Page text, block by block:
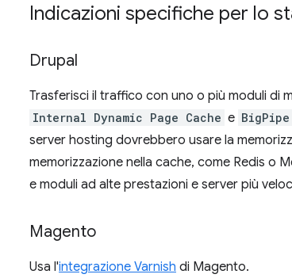
Indicazioni specifiche per lo
Drupal
Trasferisci il traffico con uno o più moduli di
Internal Dynamic Page Cache e BigPipe
server hosting dovrebbero usare la
memorizzazione nella cache, come Redis o
e moduli ad alte prestazioni e server più
Magento
Usa l'integrazione Varnish di Magento.